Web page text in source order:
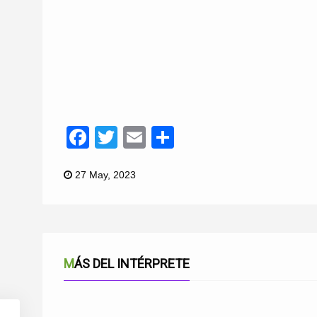
Facebook
TwitterEmail
27 May, 2023
MÁS DEL INTÉRPRETE
EN UNA NUBE
ORGULLO ANDALUZ